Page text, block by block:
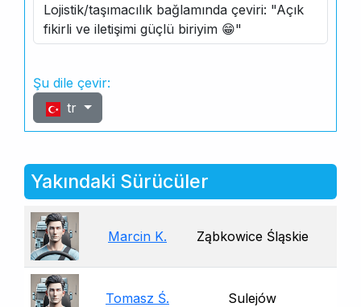
Lojistik/taşımacılık bağlamında çeviri: "Açık
fikirli ve iletişimi güçlü biriyim 😁"
Şu dile çevir:
tr
Yakındaki Sürücüler
Marcin K. Ząbkowice Śląskie
Tomasz Ś. Sulejów